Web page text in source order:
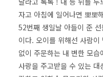
자고 아침에 일어나면 뽀뽀
52번째 생일날 아들이 준 선
이다. 오이를 위해선 사람
없이 주문하는 내 변한 모
사랑을 주고받을 수 있는